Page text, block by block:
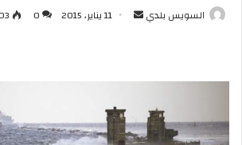
السويس بلدي
أرسل 11 يناير، 2015 0